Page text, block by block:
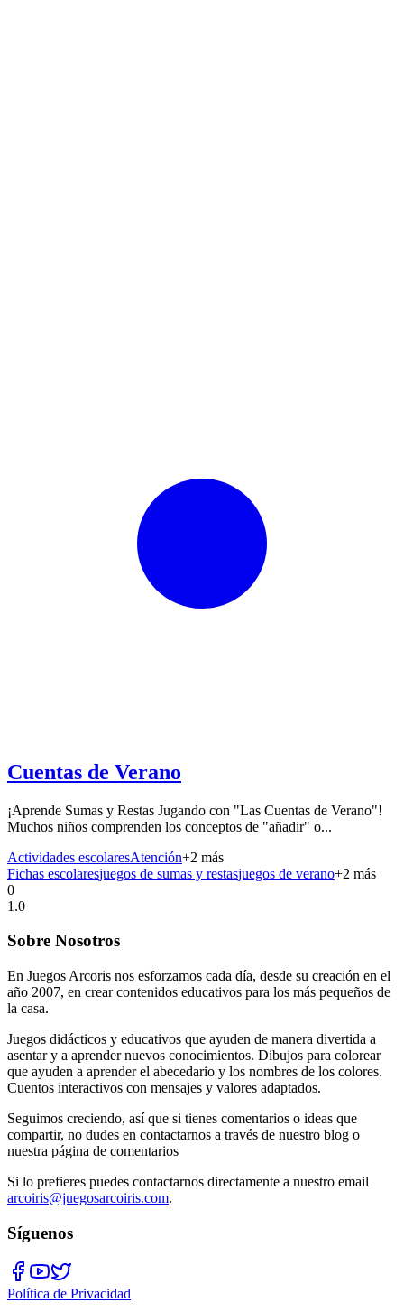
Cuentas de Verano
¡Aprende Sumas y Restas Jugando con "Las Cuentas de Verano"!
Muchos niños comprenden los conceptos de "añadir" o...
Actividades escolaresAtención+2 más
Fichas escolaresjuegos de sumas y restasjuegos de verano+2 más
0
1.0
Sobre Nosotros
En Juegos Arcoris nos esforzamos cada día, desde su creación en el
año 2007, en crear contenidos educativos para los más pequeños de
la casa.
Juegos didácticos y educativos que ayuden de manera divertida a
asentar y a aprender nuevos conocimientos. Dibujos para colorear
que ayuden a aprender el abecedario y los nombres de los colores.
Cuentos interactivos con mensajes y valores adaptados.
Seguimos creciendo, así que si tienes comentarios o ideas que
compartir, no dudes en contactarnos a través de nuestro blog o
nuestra página de comentarios
Si lo prefieres puedes contactarnos directamente a nuestro email
arcoiris@juegosarcoiris.com.
Síguenos
Política de Privacidad